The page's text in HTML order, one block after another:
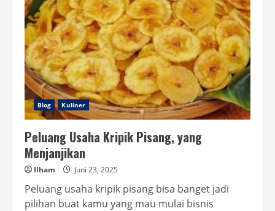
Blog Kuliner
Peluang Usaha Kripik Pisang, yang
Menjanjikan
Ilham Juni 23, 2025
Peluang usaha kripik pisang bisa banget jadi
pilihan buat kamu yang mau mulai bisnis